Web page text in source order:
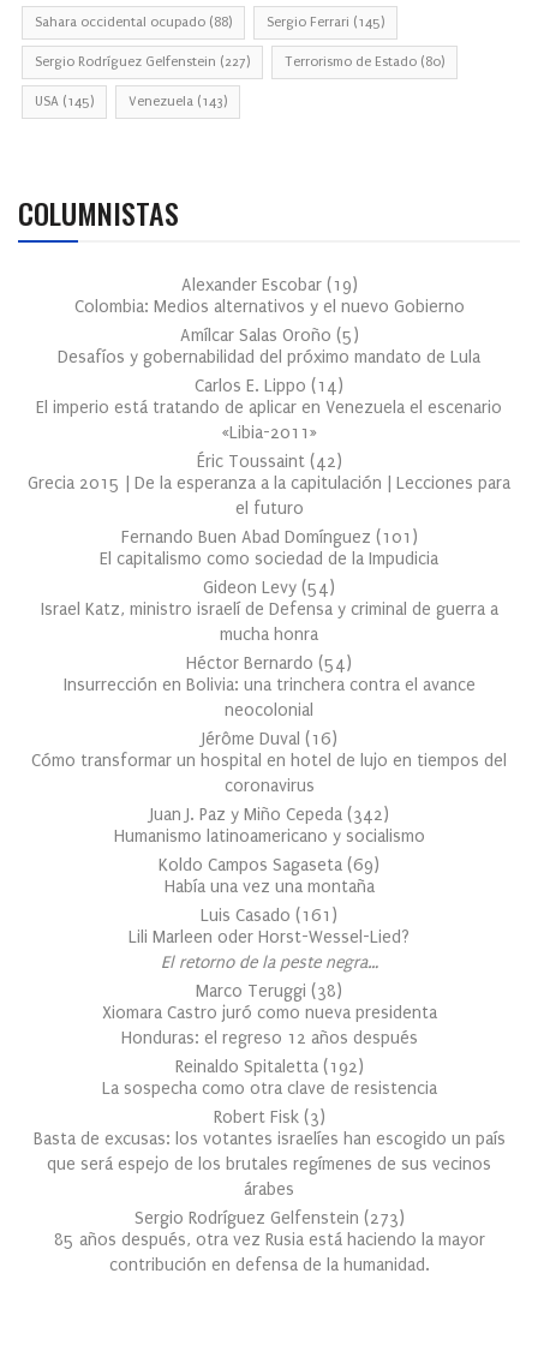
Sahara occidental ocupado (88) Sergio Ferrari (145)
Sergio Rodríguez Gelfenstein (227) Terrorismo de Estado (80)
USA (145) Venezuela (143)
COLUMNISTAS
Alexander Escobar (19)
Colombia: Medios alternativos y el nuevo Gobierno
Amílcar Salas Oroño (5)
Desafíos y gobernabilidad del próximo mandato de Lula
Carlos E. Lippo (14)
El imperio está tratando de aplicar en Venezuela el escenario
«Libia-2011»
Éric Toussaint (42)
Grecia 2015 | De la esperanza a la capitulación | Lecciones para
el futuro
Fernando Buen Abad Domínguez (101 )
El capitalismo como sociedad de la Impudicia
Gideon Levy (54)
Israel Katz, ministro israelí de Defensa y criminal de guerra a
mucha honra
Héctor Bernardo (54)
Insurrección en Bolivia: una trinchera contra el avance
neocolonial
Jérôme Duval (16)
Cómo transformar un hospital en hotel de lujo en tiempos del
coronavirus
Juan J. Paz y Miño Cepeda (342)
Humanismo latinoamericano y socialismo
Koldo Campos Sagaseta (69)
Había una vez una montaña
Luis Casado (161 )
Lili Marleen oder Horst-Wessel-Lied?
El retorno de la peste negra…
Marco Teruggi (38)
Xiomara Castro juró como nueva presidenta
Honduras: el regreso 12 años después
Reinaldo Spitaletta (192)
La sospecha como otra clave de resistencia
Robert Fisk (3)
Basta de excusas: los votantes israelíes han escogido un país
que será espejo de los brutales regímenes de sus vecinos
árabes
Sergio Rodríguez Gelfenstein (273)
85 años después, otra vez Rusia está haciendo la mayor
contribución en defensa de la humanidad.